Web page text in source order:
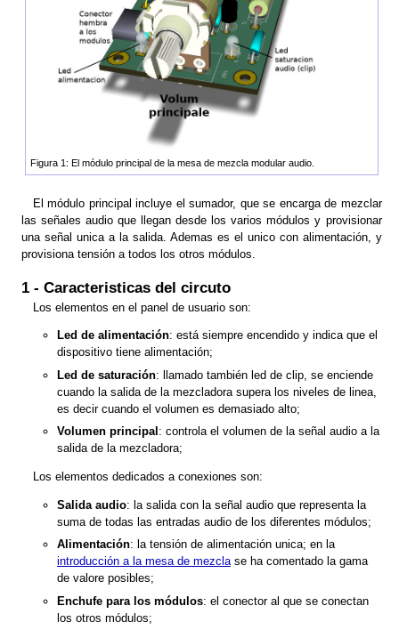
Figura 1: El módulo principal de la mesa de mezcla modular audio.
El módulo principal incluye el sumador, que se encarga de mezclar
las señales audio que llegan desde los varios módulos y provisionar
una señal unica a la salida. Ademas es el unico con alimentación, y
provisiona tensión a todos los otros módulos.
1 - Caracteristicas del circuto
Los elementos en el panel de usuario son:
Led de alimentación: está siempre encendido y indica que el
dispositivo tiene alimentación;
Led de saturación: llamado también led de clip, se enciende
cuando la salida de la mezcladora supera los niveles de linea,
es decir cuando el volumen es demasiado alto;
Volumen principal : controla el volumen de la señal audio a la
salida de la mezcladora;
Los elementos dedicados a conexiones son:
Salida audio: la salida con la señal audio que representa la
suma de todas las entradas audio de los diferentes módulos;
Alimentación: la tensión de alimentación unica; en la
introducción a la mesa de mezclase ha comentado la gama
de valore posibles;
Enchufe para los módulos: el conector al que se conectan
los otros módulos;